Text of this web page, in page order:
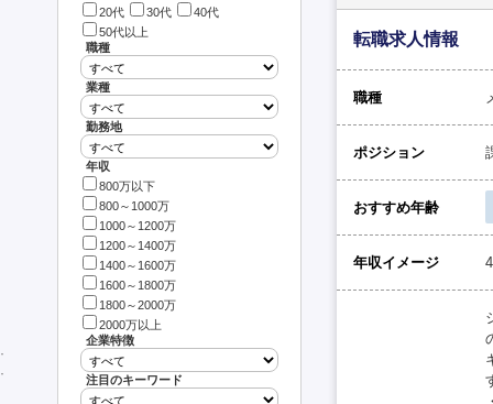
20代
30代
40代
50代以上
職種
業種
勤務地
年収
800万以下
800～1000万
1000～1200万
1200～1400万
1400～1600万
1600～1800万
1800～2000万
2000万以上
企業特徴
注目のキーワード
転職求人情報
職種
ポジション
おすすめ年齢
年収イメージ